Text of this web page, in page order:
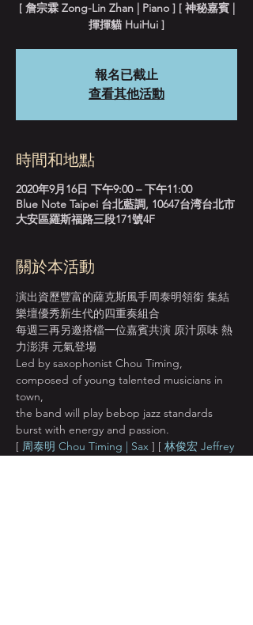
[ 詹宗霖 Zong-Lin Zhan | Piano ] [ 神秘嘉賓 |
揮揮貓 HuiHui ]
報名已截止
查看其他活動
時間和地點
2020年9月16日 下午9:00 – 下午11:00
Blue Note Taipei 台北藍調, 10647台湾台北市
大安區羅斯福路三段171號4F
關於本活動
演出資歷豐富的薩克斯風手周泰明領銜 集結
樂壇優秀新生代的四重奏組合
每週三再另邀搭檔一位嘉賓共演 原汁原味 熱
力澎湃 元氣登場
Led by saxophonist Chou Timing,
composed of young talented musicians in
town,
the band will play bebop jazz standards
burst with energy and passion.
[ 周泰明 Chou Timing | Sax ] [ 林俊宏 Jeffrey